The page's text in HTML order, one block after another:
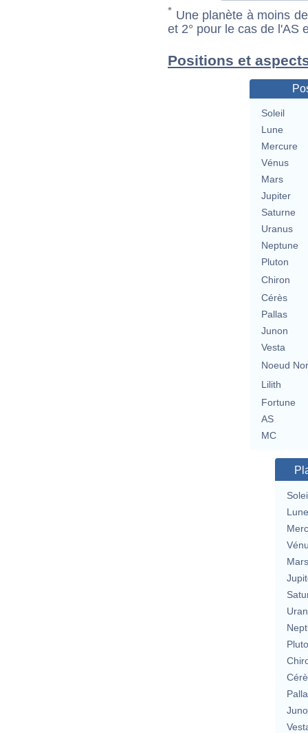
* Une planète à moins
et 2° pour le cas de l'AS
Positions et
Soleil
Lune
Mercure
Vénus
Mars
Jupiter
Saturne
Uranus
Neptune
Pluton
Chiron
Cérès
Pallas
Junon
Vesta
Noeud
Lilith
Fortune
AS
MC
Lune
Mars